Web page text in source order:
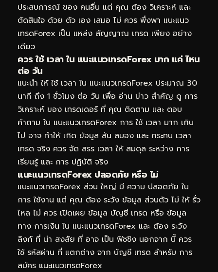
ประสบการณ์ ของ คนอื่น แต่ คุณ ต้อง วิเคราะห์ และ
ตัดสินใจ ด้วย ตัว เอง เสมอ ไม่ ควร พึ่งพา แนะแนว
เทรดForex เป็น แหล่ง สัญญาณ เทรด เพียง อย่าง
เดียว
ควร ใช้ เวลา ใน แนะแนวเทรดForex มาก แค่ ไหน
ต่อ วัน
แนะนำ ให้ ใช้ เวลา ใน แนะแนวเทรดForex ประมาณ 30
นาที ถึง 1 ชั่วโมง ต่อ วัน เพื่อ อ่าน ข่าว สำคัญ ดู การ
วิเคราะห์ ของ เทรดเดอร์ ที่ คุณ ติดตาม และ ตอบ
คำถาม ใน แนะแนวเทรดForex การ ใช้ เวลา มาก เกิน
ไป อาจ ทำให้ เกิด ข้อมูล ล้น สมอง และ กระทบ เวลา
เทรด จริง ควร จัด สรร เวลา ให้ สมดุล ระหว่าง การ
เรียนรู้ และ การ ปฏิบัติ จริง
แนะแนวเทรดForex ปลอดภัย หรือ ไม่
แนะแนวเทรดForex ส่วน ใหญ่ มี ความ ปลอดภัย ใน
การ ใช้งาน แต่ คุณ ต้อง ระวัง ข้อมูล ส่วนตัว ไม่ ให้ รั่ว
ไหล ไม่ ควร เปิดเผย ข้อมูล บัญชี เทรด หรือ ข้อมูล
ทาง การเงิน ใน แนะแนวเทรดForex และ ต้อง ระวัง
ลิงก์ ที่ น่า สงสัย ที่ อาจ เป็น ฟิชชิง นอกจาก นี้ ควร
ใช้ รหัสผ่าน ที่ แตกต่าง จาก บัญชี เทรด สำหรับ การ
สมัคร แนะแนวเทรดForex